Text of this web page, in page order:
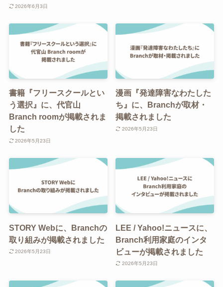
2026年6月3日
書籍『フリースクールとい
う選択』に、代官山
Branch roomが掲載されま
した
2026年5月23日
漫画『発達障害なわたした
ち』に、Branchが取材・
掲載されました
2026年5月23日
STORY Webに、Branchの
取り組みが掲載されました
2026年5月23日
LEE / Yahoo!ニュースに、
Branch利用家庭のインタ
ビューが掲載されました
2026年5月23日